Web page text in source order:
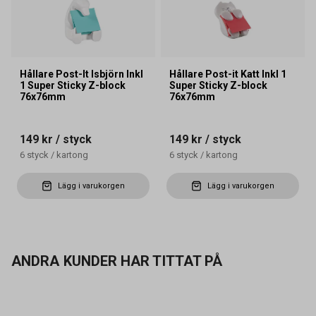
Hållare Post-It Isbjörn Inkl
1 Super Sticky Z-block
76x76mm
149 kr / styck
6 styck / kartong
Lägg i varukorgen
Hållare Post-it Katt Inkl 1
Super Sticky Z-block
76x76mm
149 kr / styck
6 styck / kartong
Lägg i varukorgen
ANDRA KUNDER HAR TITTAT PÅ